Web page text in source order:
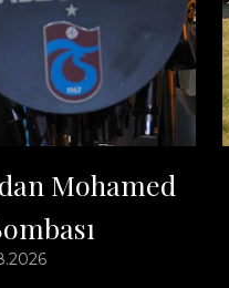
Mohamed